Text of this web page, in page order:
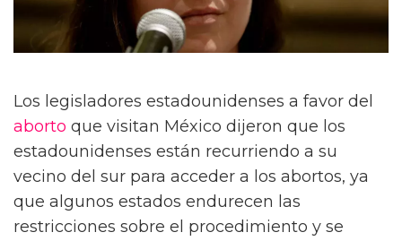
Los legisladores estadounidenses a favor del
aborto que visitan México dijeron que los
estadounidenses están recurriendo a su
vecino del sur para acceder a los abortos, ya
que algunos estados endurecen las
restricciones sobre el procedimiento y se